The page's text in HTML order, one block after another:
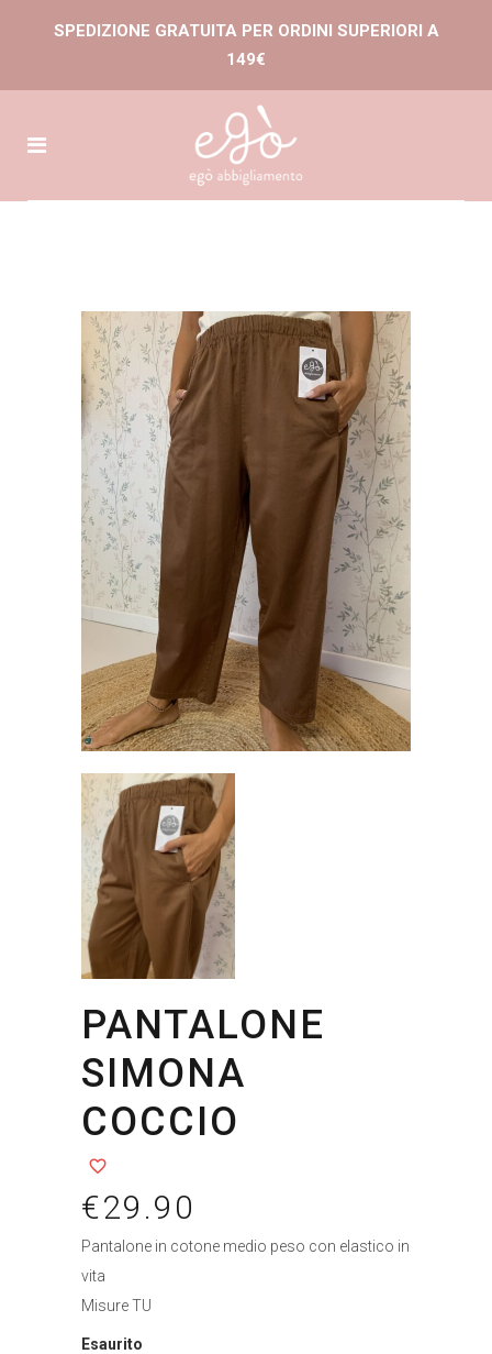
PANTALONE
SIMONA
COCCIO
€29.90
Pantalone in cotone medio peso con elastico in
vita
Misure TU
Esaurito
SPEDIZIONE GRATUITA PER ORDINI SUPERIORI A
149€